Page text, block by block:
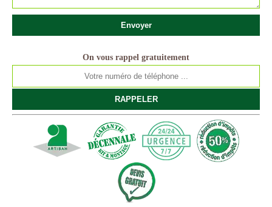
On vous rappel gratuitement